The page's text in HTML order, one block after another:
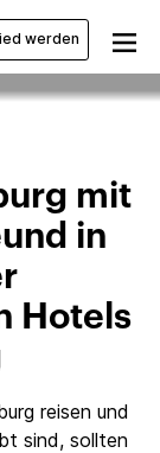
werden
in
mit
in
Hotels
reisen und
sind, sollten